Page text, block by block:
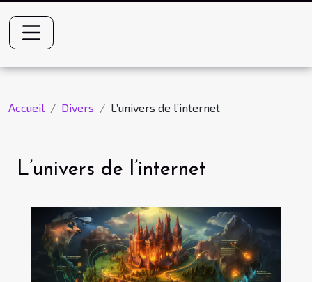
Accueil Divers L’univers de l’internet
L’univers de l’internet